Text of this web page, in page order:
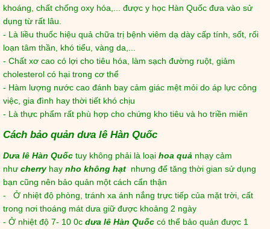
khoáng, chất chống oxy hóa,... được y học Hàn Quốc đưa vào sử
dụng từ rất lâu.
- Là liều thuốc hiệu quả chữa trị bệnh viêm dạ dày cấp tính, sốt, rối
loạn tâm thần, khó tiểu, vàng da,...
- Chất xơ cao có lợi cho tiêu hóa, làm sạch đường ruột, giảm
cholesterol có hại trong cơ thể
- Hàm lượng nước cao đánh bay cảm giác mệt mỏi do áp lực công
việc, gia đình hay thời tiết khó chịu
- Là thực phẩm rất phù hợp cho chứng kho tiêu và ho triền miên
Cách bảo quản dưa lê Hàn Quốc
Dưa lê Hàn Quốc tuy không phải là loại hoa quả nhạy cảm
như cherryhay nho không hạt nhưng để tăng thời gian sử dụng
bạn cũng nên bảo quản một cách cẩn thận
- Ở nhiệt độ phòng, tránh xa ánh nắng trực tiếp của mặt trời, cất
trong nơi thoáng mát dưa giữ được khoảng 2 ngày
- Ở nhiệt độ 7- 10 0c dưa lê Hàn Quốc có thể bảo quản được 1